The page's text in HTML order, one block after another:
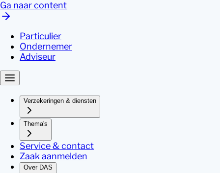
Ga naar content
Particulier
Ondernemer
Adviseur
Verzekeringen & diensten
Thema's
Service & contact
Zaak aanmelden
Over DAS